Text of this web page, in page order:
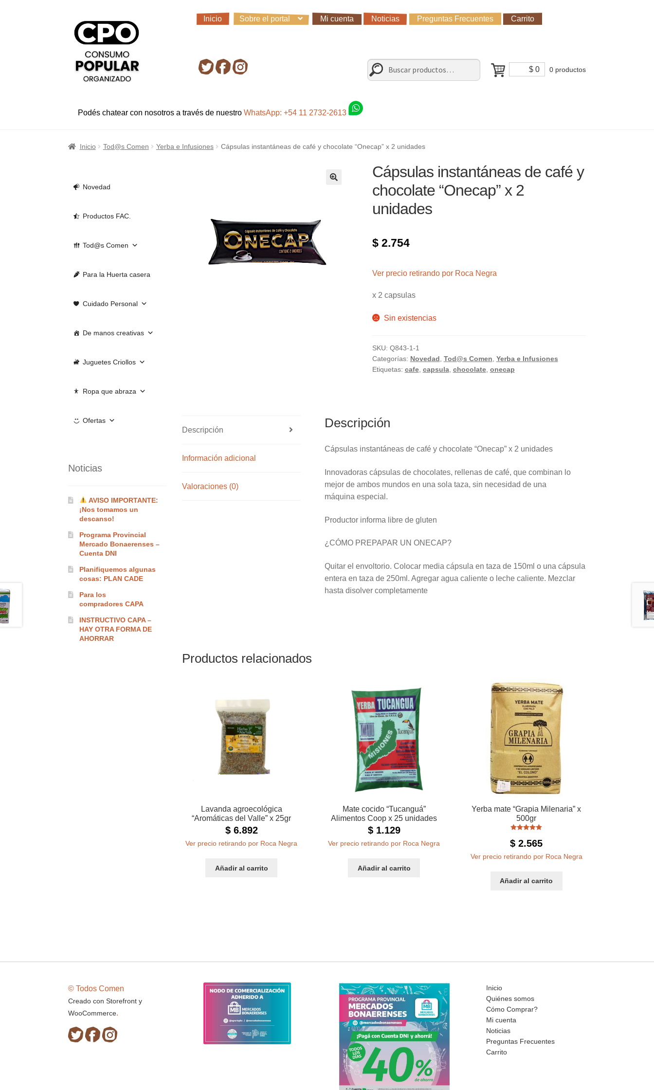
navegación
al
contenido
Inicio Sobre el portal Mi cuenta Noticias Preguntas Frecuentes Carrito
Retirando en Roca Negra Sugerencias y consultas Cómo Comprar?
$0 0 productos
Buscar
por:
Buscar
Podés chatear con nosotros a través de nuestroWhatsApp: +54 11 2732-2613
Inicio Tod@s Comen Yerba e Infusiones Cápsulas instantáneas de café y chocolate “Onecap” x 2 unidades
Cápsulas instantáneas de café y
chocolate “Onecap” x 2
unidades
$2.754
Ver precio retirando por Roca Negra
x 2 capsulas
Sin existencias
SKU: Q843-1-1
Categorías: Novedad Tod@s Comen Yerba e Infusiones
Etiquetas: cafe, capsula, chocolate, onecap
Descripción
Información adicional
Valoraciones (0)
Descripción
Cápsulas instantáneas de café y chocolate “Onecap” x 2 unidades
Innovadoras cápsulas de chocolates, rellenas de café, que combinan lo
mejor de ambos mundos en una sola taza, sin necesidad de una
máquina especial.
Productor informa libre de gluten
¿CÓMO PREPAPAR UN ONECAP?
Quitar el envoltorio. Colocar media cápsula en taza de 150ml o una cápsula
entera en taza de 250ml. Agregar agua caliente o leche caliente. Mezclar
hasta disolver completamente
Productos relacionados
Lavanda agroecológica
“Aromáticas del Valle” x 25gr
$6.892
Ver precio retirando por Roca Negra
Añadir al carrito
Mate cocido “Tucanguá”
Alimentos Coop x 25 unidades
$1.129
Ver precio retirando por Roca Negra
Añadir al carrito
Yerba mate “Grapia Milenaria” x
500gr
5.00de 5
$ 2.565
Ver precio retirando por Roca Negra
Añadir al carrito
Novedad
Productos FAC.
Tod@s Comen
Para la Huerta casera
Cuidado Personal
De manos creativas
Juguetes Criollos
Ropa que abraza
Ofertas
Noticias
AVISO IMPORTANTE:
¡Nos tomamos un
descanso!
Programa Provincial
Mercado Bonaerenses –
Cuenta DNI
Planifiquemos algunas
cosas: PLAN CADE
Para los
compradores CAPA
INSTRUCTIVO CAPA –
HAY OTRA FORMA DE
AHORRAR
© Todos Comen
Creado con Storefront y
WooCommerce.
Inicio
Quiénes somos
Cómo Comprar?
Mi cuenta
Noticias
Preguntas Frecuentes
Carrito